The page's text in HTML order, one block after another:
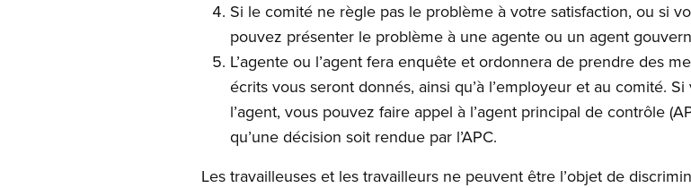
Si le comité ne règle pas le problème à votre satisfaction, ou si
pouvez présenter le problème à une agente ou un agent
L’agente ou l’agent fera enquête et ordonnera de prendre des
écrits vous seront donnés, ainsi qu’à l’employeur et au comité.
l’agent, vous pouvez faire appel à l’agent principal de contrôle
qu’une décision soit rendue par l’APC.
Les travailleuses et les travailleurs ne peuvent être l’objet de